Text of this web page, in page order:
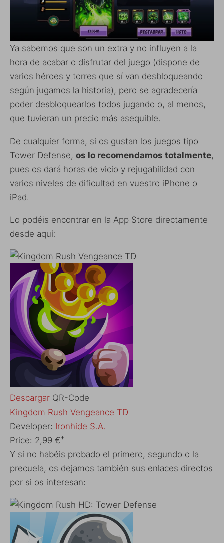
Ya sabemos que son un extra y no influyen a la
hora de acabar o disfrutar del juego (dispone de
varios héroes y torres que sí van desbloqueando
según jugamos la historia), pero se agradecería
poder desbloquearlos todos jugando o, al menos,
que tuvieran un precio más asequible.
De cualquier forma, si os gustan los juegos tipo
Tower Defense, os lo recomendamos totalmente,
pues os dará horas de vicio y rejugabilidad con
varios niveles de dificultad en vuestro iPhone o
iPad.
Lo podéis encontrar en la App Store directamente
desde aquí:
Descargar QR-Code
‎Kingdom Rush Vengeance TD
Developer: Ironhide S.A.
Price: 2,99 €+
Y si no habéis probado el primero, segundo o la
precuela, os dejamos también sus enlaces directos
por si os interesan: